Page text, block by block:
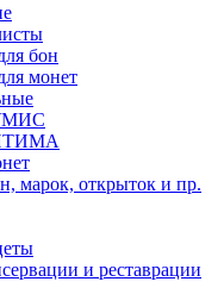
бон
монет
марок, открыток и пр.
и реставрации